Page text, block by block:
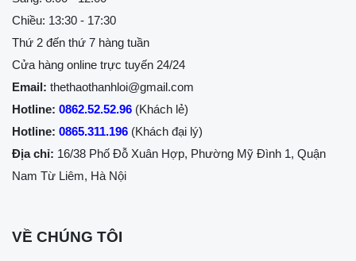
Chiều: 13:30 - 17:30
Thứ 2 đến thứ 7 hàng tuần
Cửa hàng online trực tuyến 24/24
Email: thethaothanhloi@gmail.com
Hotline: 0862.52.52.96 (Khách lẻ)
Hotline: 0865.311.196 (Khách đại lý)
Địa chỉ: 16/38 Phố Đỗ Xuân Hợp, Phường Mỹ Đình 1, Quận
Nam Từ Liêm, Hà Nội
VỀ CHÚNG TÔI